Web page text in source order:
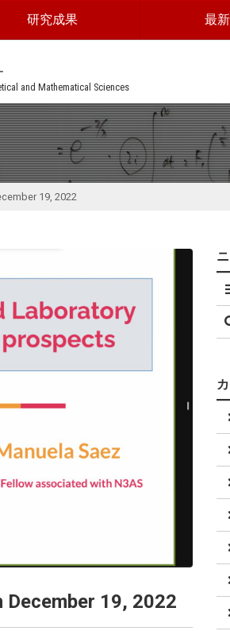
研究成果 最
and Mathematical Sciences
19, 2022
December 19, 2022